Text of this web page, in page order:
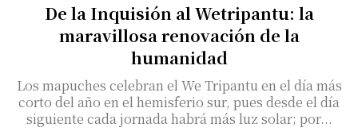
De la Inquisión al Wetripantu: la
maravillosa renovación de la
humanidad
Los mapuches celebran el We Tripantu en el día más
corto del año en el hemisferio sur, pues desde el día
siguiente cada jornada habrá más luz solar; por...